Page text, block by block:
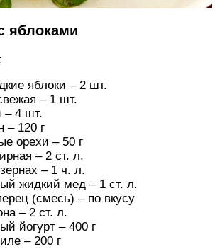
яблоками
яблоки – 2 шт.
– 1 шт.
– 4 шт.
– 120 г
орехи – 50 г
– 2 ст. л.
– 1 ч. л.
жидкий мед – 1 ст. л.
(смесь) – по вкусу
– 2 ст. л.
йогурт – 400 г
– 200 г